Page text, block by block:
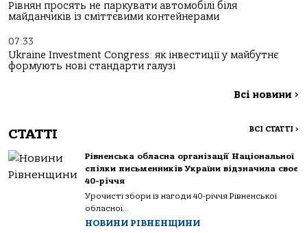
Рівнян просять не паркувати автомобілі біля
майданчиків із сміттєвими контейнерами
07:33
Ukraine Investment Congress: як інвестиції у майбутнє
формують нові стандарти галузі
Всі новини >
СТАТТІ ВСІ СТАТТІ >
Рівненська обласна організації Національної
спілки письменників України відзначила своє
40-річчя
Урочисті збори із нагоди 40-річчя Рівненської
обласної...
НОВИНИ РІВНЕНЩИНИ